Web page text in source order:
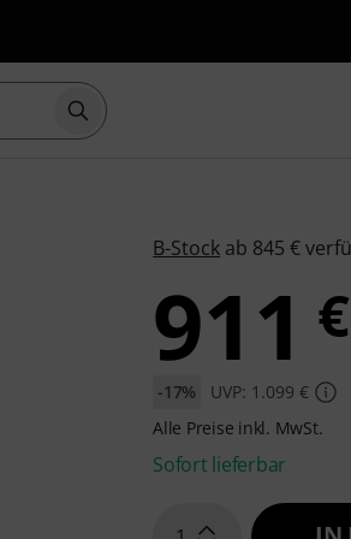
Suche mit Suchwort
B-Stock ab 845 €
911 €
-17%
UVP: 1.099 €
Alle Preise inkl. MwSt.
Sofort lieferbar